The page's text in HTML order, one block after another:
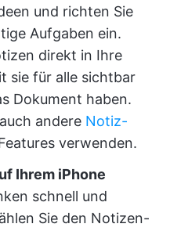
und richten Sie
Aufgaben ein.
direkt in Ihre
sie für alle sichtbar
Dokument haben.
andere Notiz-
verwenden.
Ihrem iPhone
schnell und
Sie den Notizen-